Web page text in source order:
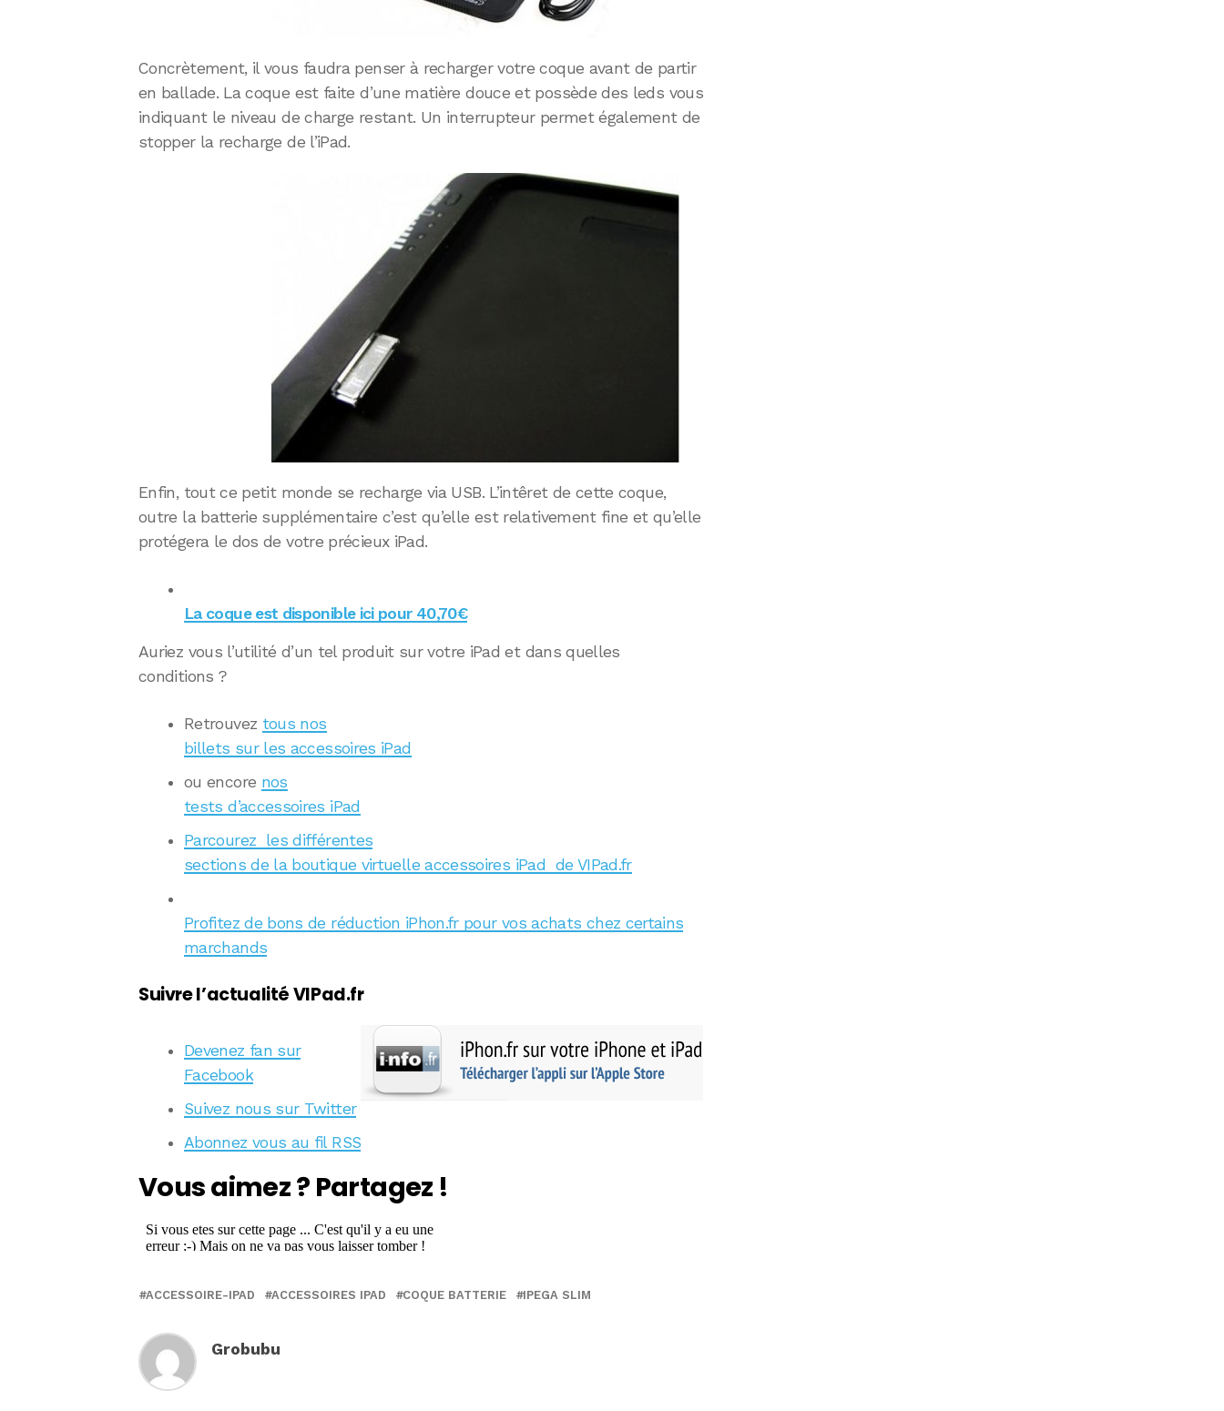
Concrètement, il vous faudra penser à recharger votre coque avant de partir
en ballade. La coque est faite d’une matière douce et possède des leds vous
indiquant le niveau de charge restant. Un interrupteur permet également de
stopper la recharge de l’iPad.
Enfin, tout ce petit monde se recharge via USB. L’intêret de cette coque,
outre la batterie supplémentaire c’est qu’elle est relativement fine et qu’elle
protégera le dos de votre précieux iPad.
La coque est disponible ici pour 40,70€
Auriez vous l’utilité d’un tel produit sur votre iPad et dans quelles
conditions ?
Retrouvez tous nos
billets sur les accessoires iPad
ou encore nos
tests d’accessoires iPad
Parcourez les différentes
sections de la boutique virtuelle accessoires iPad de VIPad.fr
Profitez de bons de réduction iPhon.fr pour vos achats chez certains
marchands
Suivre l’actualité VIPad.fr
Devenez fan sur
Facebook
Suivez nous sur Twitter
Abonnez vous au fil RSS
Vous aimez ? Partagez !
ACCESSOIRE-IPAD ACCESSOIRES IPAD COQUE BATTERIE IPEGA SLIM
Grobubu